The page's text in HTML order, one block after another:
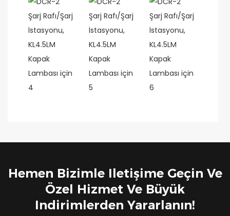
Hemen Bizimle Iletişime Geçin Ve
Özel Hizmet Ve Büyük
Indirimlerden Yararlanın!